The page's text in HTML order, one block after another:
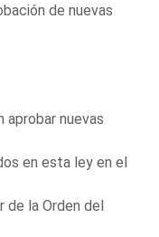
de nuevas
aprobar nuevas
en esta ley en el
de la Orden del